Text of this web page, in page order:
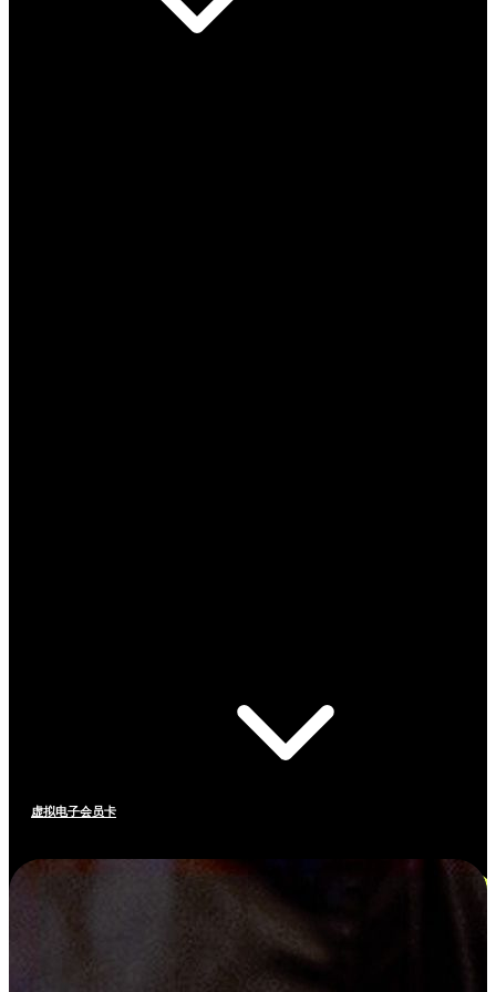
虚拟电子会员卡